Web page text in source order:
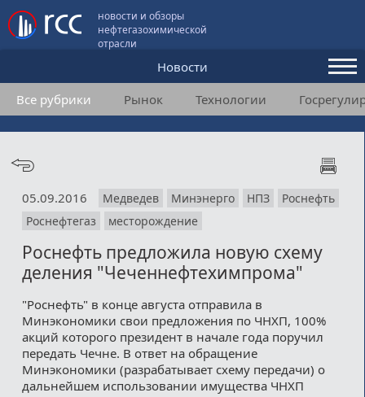
новости и обзоры
нефтегазохимической
отрасли
Новости
Аналитика и мнения
Конференции
Подписка
Пользовательское соглашение
Медиакит
Контакты
Все рубрики Рынок Технологии
05.09.2016 Медведев Минэнерго НПЗ
Роснефть
Роснефтегаз
месторождение
Роснефть предложила новую схему
деления "Чеченнефтехимпрома"
"Роснефть" в конце августа отправила в
Минэкономики свои предложения по ЧНХП, 100%
акций которого президент в начале года поручил
передать Чечне. В ответ на обращение
Минэкономики (разрабатывает схему передачи) о
дальнейшем использовании имущества ЧНХП